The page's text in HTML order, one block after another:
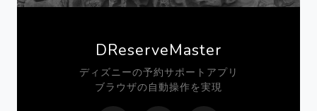
DReserveMaster
ディズニーの予約サポートアプリ
ブラウザの自動操作を実現